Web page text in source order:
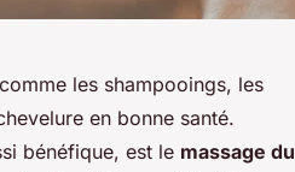
les shampooings, les
en bonne santé.
bénéfique, est le massage du